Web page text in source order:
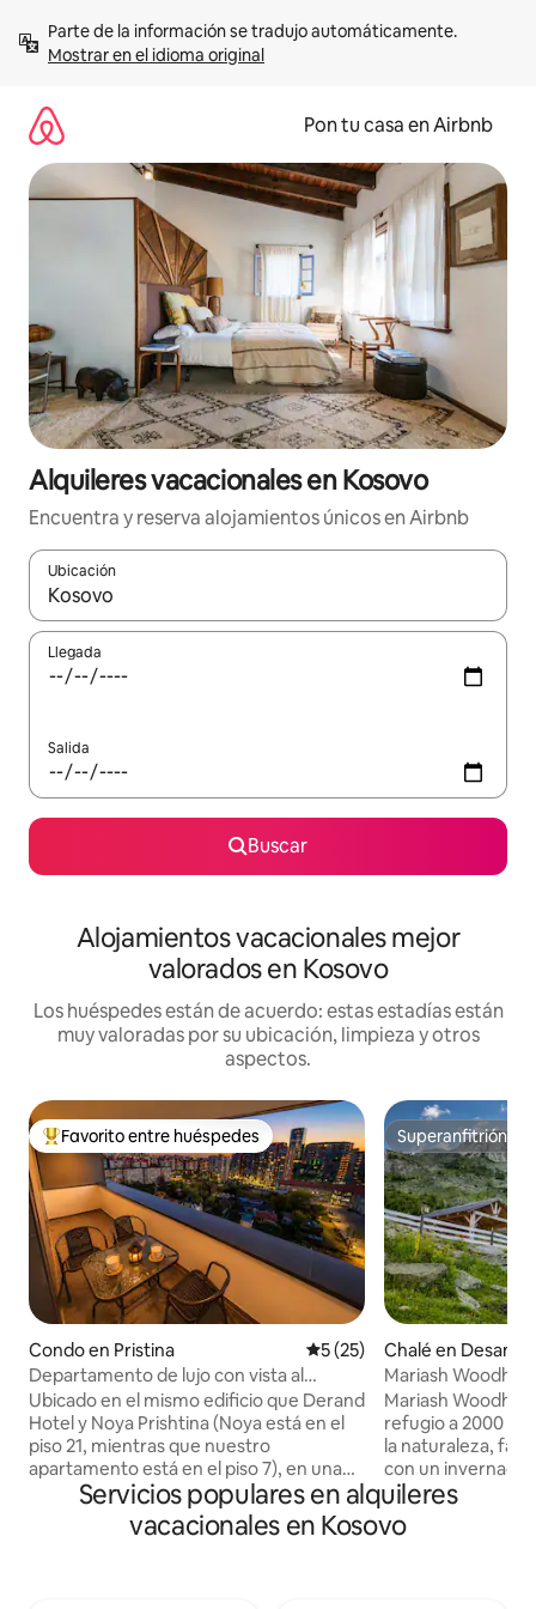
contenidoMostrar en el idioma original
Pon tu casa en Airbnb
Alquileres vacacionales en Kosovo
Encuentra y reserva alojamientos únicos en Airbnb
Ubicación
Cuando los resultados estén disponibles, navega con las
Llegada
Salida
Buscar
Alojamientos vacacionales mejor
valorados en Kosovo
Los huéspedes están de acuerdo: estas estadías están
muy valoradas por su ubicación, limpieza y otros
aspectos.
Favorito entre huéspedes preferido
Favorito entre huéspedes
Condo en Pristina Calificación promedio: 5 de
5 (25)
Departamento de lujo con vista al
atardecer en NOYA, Derand Hotel
Ubicado en el mismo edificio que Derand
Hotel y Noya Prishtina (Noya está en el
piso 21, mientras que nuestro
apartamento está en el piso 7), en una
de las zonas más convenientes de
restaurantes populares, cafeterías y
Superanfitrión
Superanfitrión
Chalé en Desan
Mariash
cristal para
Mariash
refugio a 2000 m,
la naturaleza, familias
con un
observar las
parque infantil y
Ubicado en las
Servicios populares en alquileres
vacacionales en Kosovo